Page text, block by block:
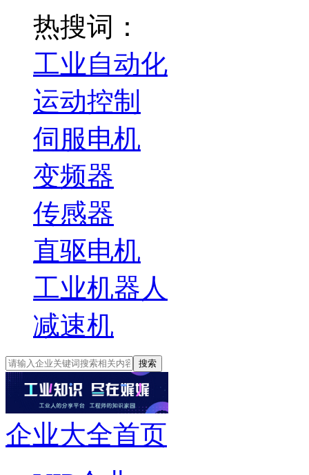
热搜词：
工业自动化
运动控制
伺服电机
变频器
传感器
直驱电机
工业机器人
减速机
搜索
企业大全首页